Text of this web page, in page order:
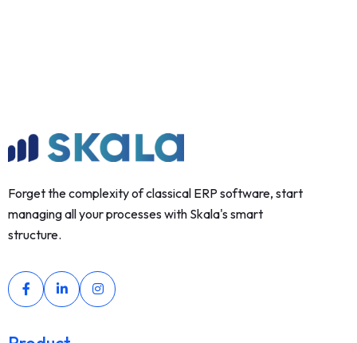
Forget the complexity of classical ERP software, start
managing all your processes with Skala's smart
structure.